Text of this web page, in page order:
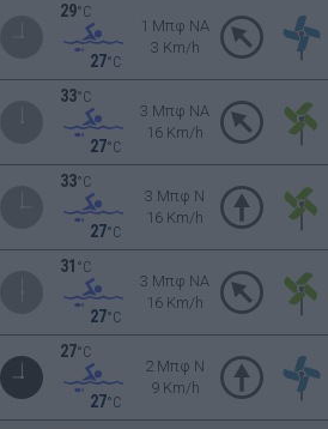
29°C
27°C
1 Μπφ NA
3 Km/h
33°C
27°C
3 Μπφ NA
16 Km/h
33°C
27°C
3 Μπφ N
16 Km/h
31 °C
27°C
3 Μπφ NA
16 Km/h
27°C
27°C
2 Μπφ N
9 Km/h